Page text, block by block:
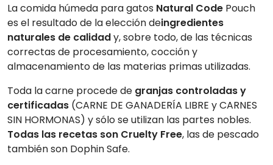
La comida húmeda para gatos Natural Code Pouch
es el resultado de la elección deingredientes
naturales de calidady, sobre todo, de las técnicas
correctas de procesamiento, cocción y
almacenamiento de las materias primas utilizadas.
Toda la carne procede de granjas controladas y
certificadas (CARNE DE GANADERÍA LIBRE y CARNES
SIN HORMONAS) y sólo se utilizan las partes nobles.
Todas las recetas son Cruelty Free, las de pescado
también son Dophin Safe.